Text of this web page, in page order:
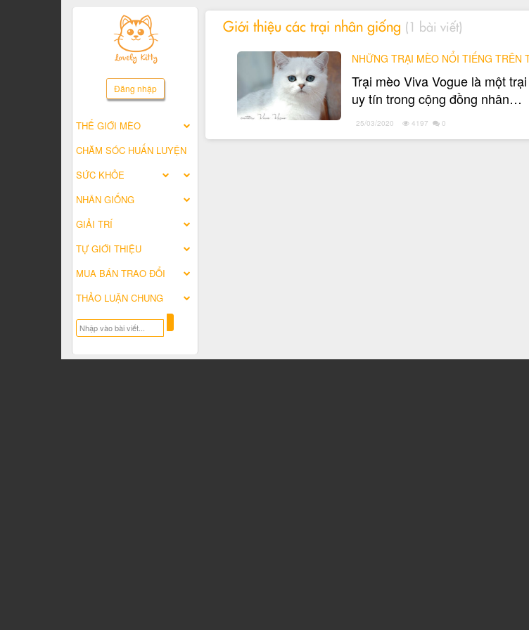
Đăng nhập
THẾ GIỚI MÈO
CHĂM SÓC HUẤN LUYỆN
SỨC KHỎE
NHÂN GIỐNG
GIẢI TRÍ
TỰ GIỚI THIỆU
MUA BÁN TRAO ĐỔI
THẢO LUẬN CHUNG
Giới thiệu các trại nhân giống (1 bài viết)
NHỮNG TRẠI MÈO NỔI TIẾNG TRÊN
Trại mèo Viva Vogue là một
uy tín trong cộng đồng nhân…
25/03/2020 4197 0